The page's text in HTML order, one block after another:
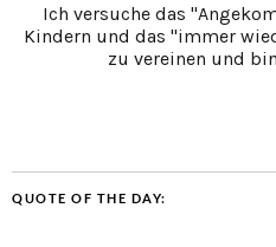
Ich versuche das
Kindern und das "immer
zu vereinen und
QUOTE OF THE DAY: